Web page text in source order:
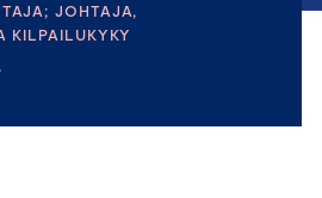
JOHTAJA,
KILPAILUKYKY